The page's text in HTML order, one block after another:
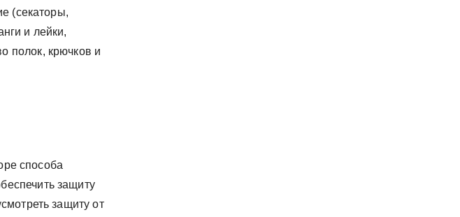
(секаторы,
и лейки,
полок, крючков и
способа
защиту
защиту от